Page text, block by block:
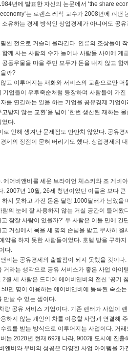
년에 발표한 자신의 논문에서 ‘the share
는 로렌스 레식 교수가 2008년에 펴낸
유하는 경제 방식인 상업경제가 아니어도 공
씬 전으로 거슬러 올라간다. 인류의 조상들이
께 사는 사람의 수가 늘어나 사람들 사이에 계
동우물을 마을 주민 모두가 돈을 내지 않고 함
까?
고 이루어지는 재화와 서비스의 교환으로만
업들이 우후죽순처럼 등장하며 사람들이 가
를 연결하는 일을 하는 기업을 공유경제 기업
받지 않는 교환’을 넘어 ‘한번 생산된 재화는
었다.
인해 생겨난 문제점도 만만치 않았다. 공유경
제의 장점이 묻혀 버리기도 했다. 상업경제의
에어비앤비를 세운 브라이언 체스키와 조 게비
2007년 10월, 26세 청년이었던 이들은 보다
지 못하고 가진 돈은 달랑 1000달러가 남았을
의 눈에 잘 사용하지 않는 거실 공간이 들어왔
잠잘 사람이 있을까?’ 두 사람은 이틀 만에 간
거실에서 묵을 세 명의 손님을 받고 무사히 월
을 하지 못한 사람들이었다. 호텔 방을 구하
다.
비는 공유경제의 출발점이 되지 못했을 것이다
라는 생각으로 공유 서비스가 좋은 사업 아이
월 세 사람은 드디어 에어비앤비의 전신 ‘공기
만 명이 이용하는 에어비앤비에 등록된 숙소
만날 수 있는 셈이다.
공유 서비스 기업이다. 기존 렌터가 사업이
하지 않는 개인의 차를 이용할 사람과 연결해
료를 받는 방식으로 이루어지는 사업이다. 거
는 2020년 현재 69개 나라, 900개 도시에 진
비와 우버의 성공은 다양한 사업 아이템을 가